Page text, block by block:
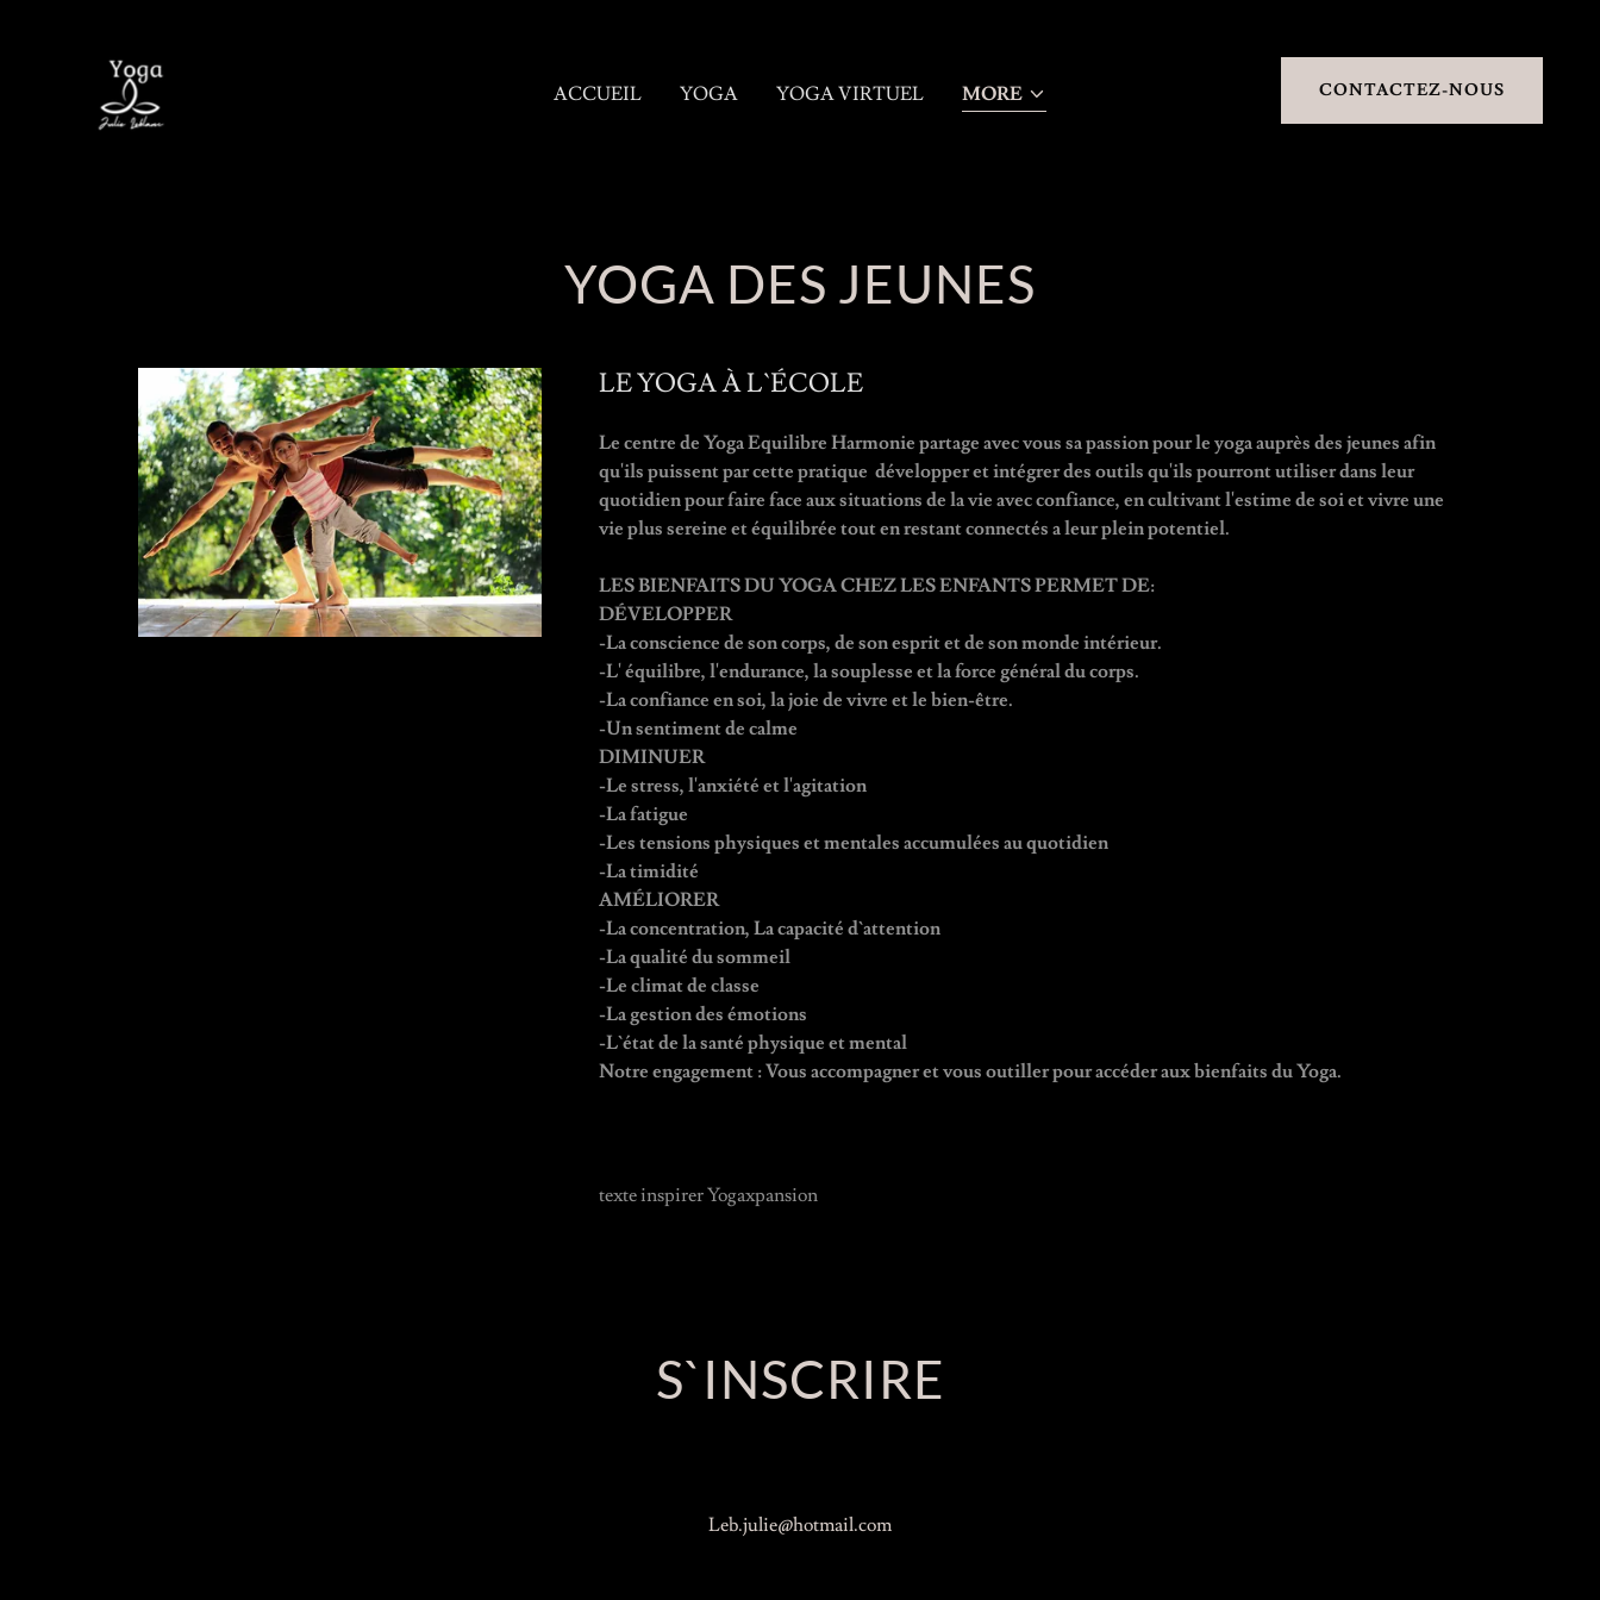
ACCUEIL YOGA YOGA VIRTUEL MORE CONTACTEZ-NOUS
YOGA DES JEUNES
LE YOGA À L`ÉCOLE
Le centre de Yoga Equilibre Harmonie partage avec vous sa passion pour le yoga auprès des jeunes afin
qu'ils puissent par cette pratique développer et intégrer des outils qu'ils pourront utiliser dans leur
quotidien pour faire face aux situations de la vie avec confiance, en cultivant l'estime de soi et vivre une
vie plus sereine et équilibrée tout en restant connectés a leur plein potentiel.
LES BIENFAITS DU YOGA CHEZ LES ENFANTS PERMET DE:
DÉVELOPPER
-La conscience de son corps, de son esprit et de son monde intérieur.
-L' équilibre, l'endurance, la souplesse et la force général du corps.
-La confiance en soi, la joie de vivre et le bien-être.
-Un sentiment de calme
DIMINUER
-Le stress, l'anxiété et l'agitation
-La fatigue
-Les tensions physiques et mentales accumulées au quotidien
-La timidité
AMÉLIORER
-La concentration, La capacité d`attention
-La qualité du sommeil
-Le climat de classe
-La gestion des émotions
-L`état de la santé physique et mental
Notre engagement : Vous accompagner et vous outiller pour accéder aux bienfaits du Yoga.
texte inspirer Yogaxpansion
S`INSCRIRE
Leb.julie@hotmail.com